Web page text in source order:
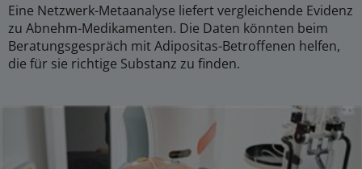
Eine Netzwerk-Metaanalyse liefert vergleichende Evidenz
zu Abnehm-Medikamenten. Die Daten könnten beim
Beratungsgespräch mit Adipositas-Betroffenen helfen,
die für sie richtige Substanz zu finden.